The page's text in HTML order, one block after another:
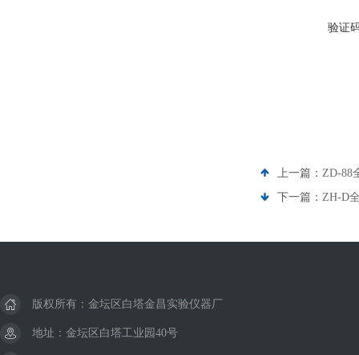
验证
上一篇： ZD-88
下一篇： ZH-D
版权所有：金坛区白塔金昌实验仪器厂
地址：金坛区白塔工业园40号